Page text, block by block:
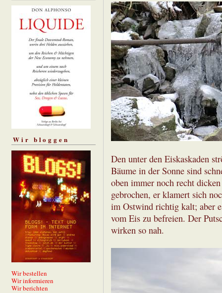
Wir bloggen
Wir bestellen
Wir informieren
Wir berichten
Den unter den Eiskaskaden
Bäume in der Sonne sind
oben immer noch recht
gebrochen, er klamert sich
im Ostwind richtig kalt; aber
vom Eis zu befreien. Der
wirken so nah.